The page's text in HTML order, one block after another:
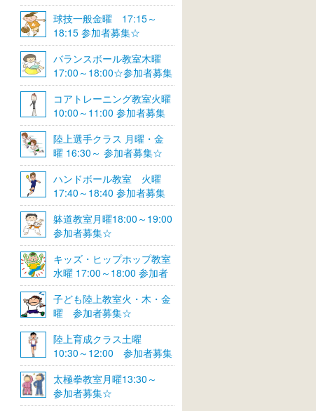
球技一般金曜 17:15～
18:15 参加者募集☆
バランスボール教室木曜
17:00～18:00☆参加者募集
☆
コアトレーニング教室火曜
10:00～11:00 参加者募集
陸上選手クラス 月曜・金
曜 16:30～ 参加者募集☆
ハンドボール教室 火曜
17:40～18:40 参加者募集
☆
躰道教室月曜18:00～19:00
参加者募集☆
キッズ・ヒップホップ教室
水曜 17:00～18:00 参加者
募集☆
子ども陸上教室火・木・金
曜 参加者募集☆
陸上育成クラス土曜
10:30～12:00 参加者募集
☆
太極拳教室月曜13:30～
参加者募集☆